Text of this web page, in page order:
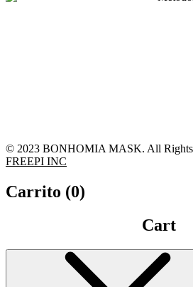
© 2023 BONHOMIA MASK. All Rights
FREEPI INC
Carrito (0)
Cart